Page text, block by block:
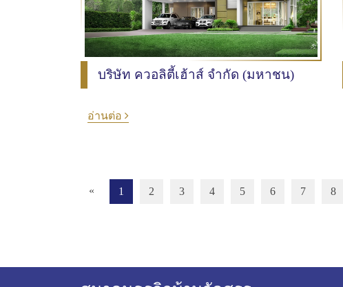
บริษัท ควอลิตี้เฮ้าส์ จำกัด (มหาชน)
อ่านต่อ
« 1 2 3 4 5 6 7 8